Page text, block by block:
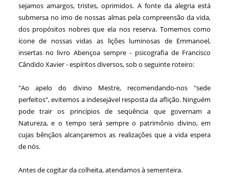
sejamos amargos, tristes, oprimidos. A fonte da alegria está
submersa no imo de nossas almas pela compreensão da vida,
dos propósitos nobres que ela nos reserva. Tomemos como
ícone de nossas vidas as lições luminosas de Emmanoel,
insertas no livro Abençoa sempre - psicografia de Francisco
Cândido Xavier - espíritos diversos, sob o seguinte roteiro:
"Ao apelo do divino Mestre, recomendando-nos "sede
perfeitos", evitemos a indesejável resposta da aflição. Ninguém
pode trair os princípios de seqüência que governam a
Natureza, e o tempo será sempre o patrimônio divino, em
cujas bênçãos alcançaremos as realizações que a vida espera
de nós.
Antes de cogitar da colheita, atendamos à sementeira.